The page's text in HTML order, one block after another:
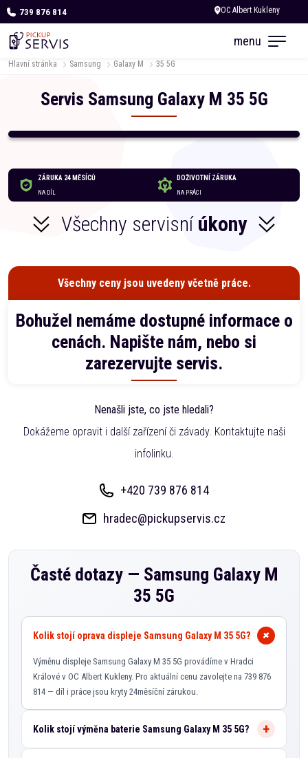
739 876 814
Dnes otevřeno od 10:00
menu
Hlavní stránka Samsung Galaxy M 35 5G
Servis Samsung Galaxy M 35 5G
ZÁRUKA 24 MĚSÍCŮ
NA DÍL
DOŽIVOTNÍ ZÁRUKA
NA PRÁCI
Všechny servisní úkony
Všechny ceny jsou uvedeny včetně práce.
Bohužel nemáme dostupné informace o
cenách. Napište nám, nebo si
zarezervujte servis.
Nenašli jste, co jste hledali?
Dokážeme opravit i další zařízení či závady. Kontaktujte naši
infolinku.
+420 739 876 814
hradec@pickupservis.cz
Časté dotazy — Samsung Galaxy M
35 5G
Kolik stojí oprava displeje Samsung Galaxy M 35 5G?
Výměnu displeje Samsung Galaxy M 35 5G provádíme v Hradci
Králové v OC Albert Kukleny. Pro aktuální cenu zavolejte na 739 876
814 — díl i práce jsou kryty 24měsíční zárukou.
Kolik stojí výměna baterie Samsung Galaxy M 35 5G?